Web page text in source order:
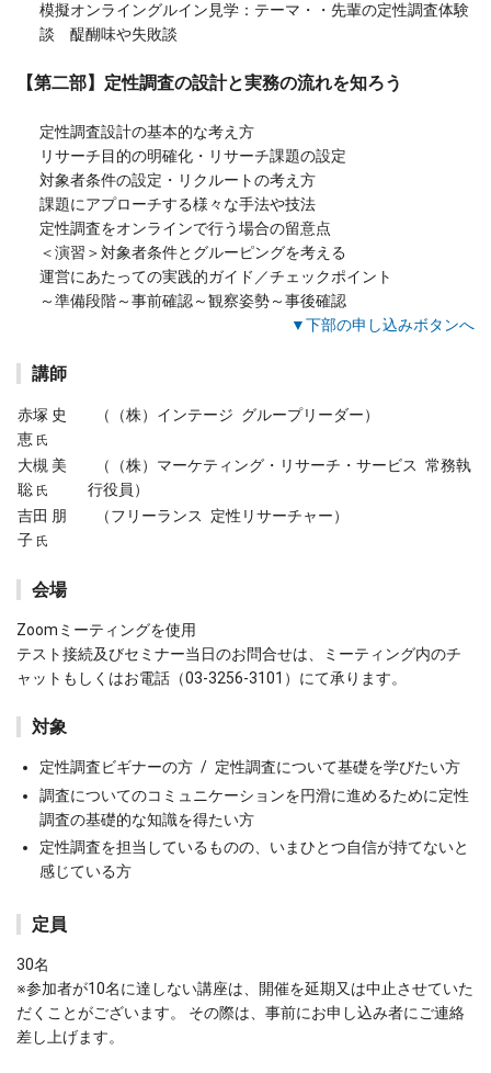
模擬オンライングルイン見学：テーマ・・先輩の定性調査体験
談 醍醐味や失敗談
【第二部】定性調査の設計と実務の流れを知ろう
定性調査設計の基本的な考え方
リサーチ目的の明確化・リサーチ課題の設定
対象者条件の設定・リクルートの考え方
課題にアプローチする様々な手法や技法
定性調査をオンラインで行う場合の留意点
＜演習＞対象者条件とグルーピングを考える
運営にあたっての実践的ガイド／チェックポイント
～準備段階～事前確認～観察姿勢～事後確認
▼下部の申し込みボタンへ
講師
赤塚 史
恵 氏
（（株）インテージ グループリーダー）
大槻 美
聡 氏
（（株）マーケティング・リサーチ・サービス 常務執
行役員）
吉田 朋
子 氏
（フリーランス 定性リサーチャー）
会場
Zoomミーティングを使用
テスト接続及びセミナー当日のお問合せは、ミーティング内のチ
ャットもしくはお電話（03-3256-3101）にて承ります。
対象
定性調査ビギナーの方 / 定性調査について基礎を学びたい方
調査についてのコミュニケーションを円滑に進めるために定性
調査の基礎的な知識を得たい方
定性調査を担当しているものの、いまひとつ自信が持てないと
感じている方
定員
30名
※参加者が10名に達しない講座は、開催を延期又は中止させていた
だくことがございます。 その際は、事前にお申し込み者にご連絡
差し上げます。